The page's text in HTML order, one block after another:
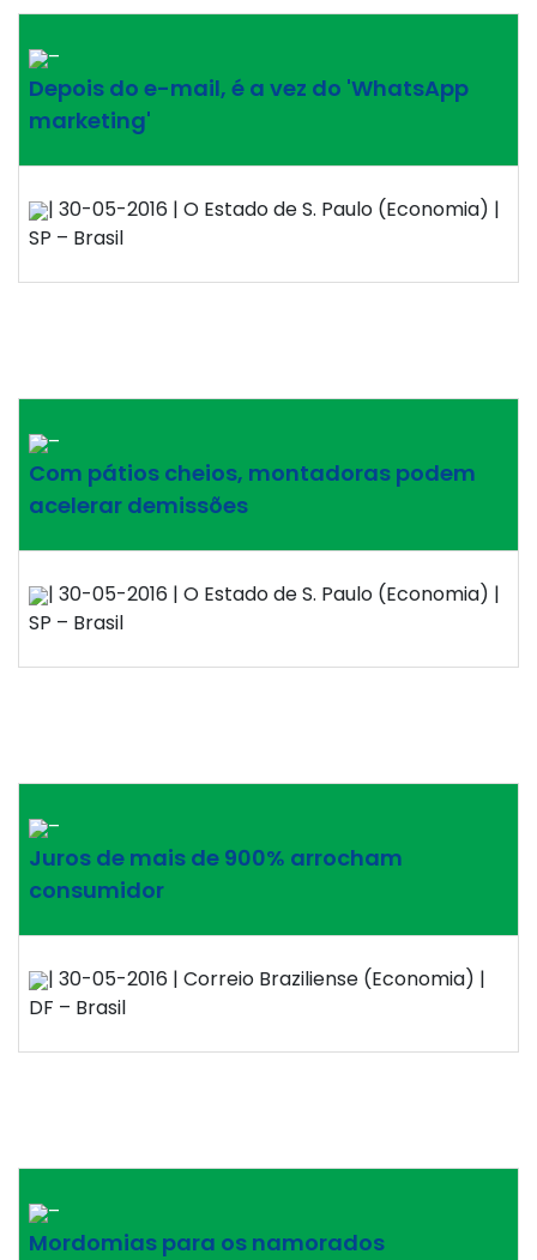
–
Depois do e-mail, é a vez do 'WhatsApp
marketing'
| 30-05-2016 | O Estado de S. Paulo (Economia) |
SP – Brasil
–
Com pátios cheios, montadoras podem
acelerar demissões
| 30-05-2016 | O Estado de S. Paulo (Economia) |
SP – Brasil
–
Juros de mais de 900% arrocham
consumidor
| 30-05-2016 | Correio Braziliense (Economia) |
DF – Brasil
–
Mordomias para os namorados